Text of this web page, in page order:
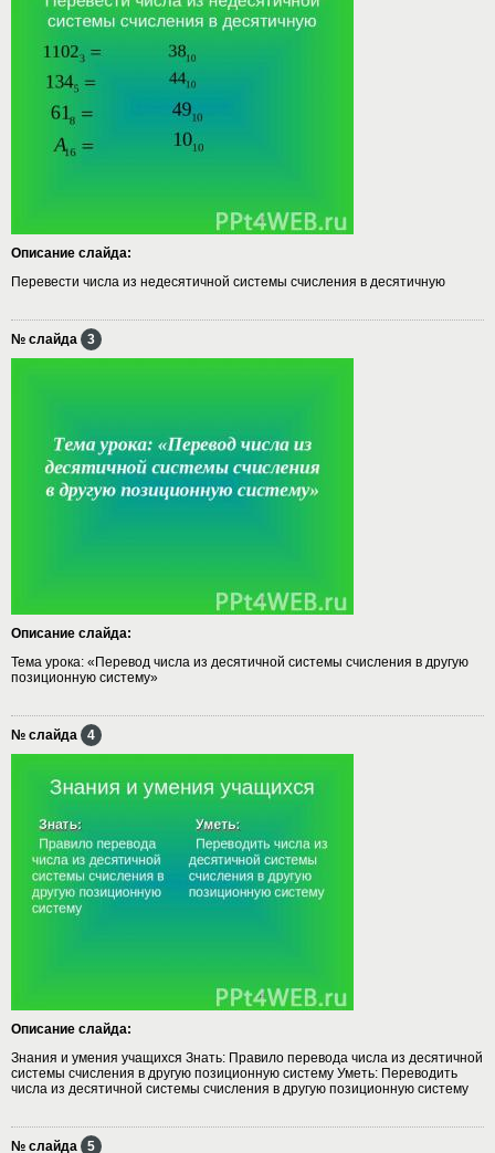
Описание слайда:
Перевести числа из недесятичной системы счисления в десятичную
№ слайда 3
Описание слайда:
Тема урока: «Перевод числа из десятичной системы счисления в другую
позиционную систему»
№ слайда 4
Описание слайда:
Знания и умения учащихся Знать: Правило перевода числа из десятичной
системы счисления в другую позиционную систему Уметь: Переводить
числа из десятичной системы счисления в другую позиционную систему
№ слайда 5